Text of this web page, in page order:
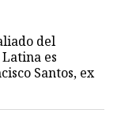
del
es
Santos, ex